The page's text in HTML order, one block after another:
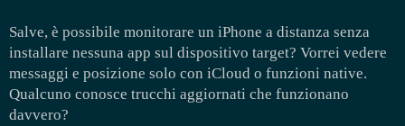
Salve, è possibile monitorare un iPhone a distanza senza
installare nessuna app sul dispositivo target? Vorrei vedere
messaggi e posizione solo con iCloud o funzioni native.
Qualcuno conosce trucchi aggiornati che funzionano
davvero?